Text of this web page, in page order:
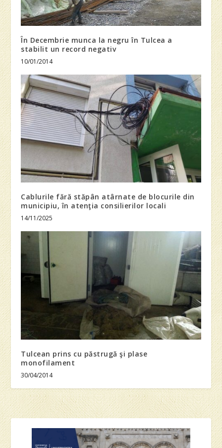
În Decembrie munca la negru în Tulcea a
stabilit un record negativ
10/01/2014
Cablurile fără stăpân atârnate de blocurile din
municipiu, în atenţia consilierilor locali
14/11/2025
Tulcean prins cu păstrugă şi plase
monofilament
30/04/2014